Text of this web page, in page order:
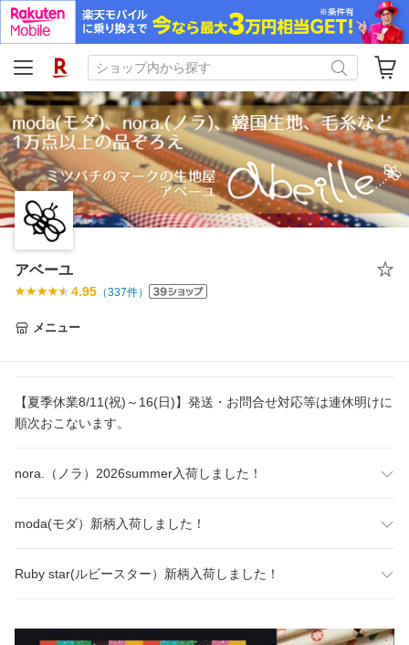
アベーユ
4.95 （337件）
メニュー
【夏季休業8/11(祝)～16(日)】発送・お問合せ対応等は連休明けに
順次おこないます。
nora.（ノラ）2026summer入荷しました！
moda(モダ）新柄入荷しました！
Ruby star(ルビースター）新柄入荷しました！